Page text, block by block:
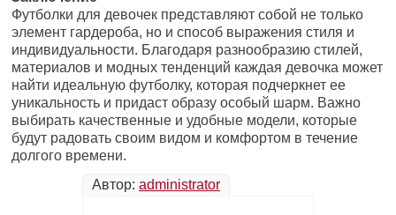
Футболки для девочек представляют собой не только
элемент гардероба, но и способ выражения стиля и
индивидуальности. Благодаря разнообразию стилей,
материалов и модных тенденций каждая девочка может
найти идеальную футболку, которая подчеркнет ее
уникальность и придаст образу особый шарм. Важно
выбирать качественные и удобные модели, которые
будут радовать своим видом и комфортом в течение
долгого времени.
Автор: administrator